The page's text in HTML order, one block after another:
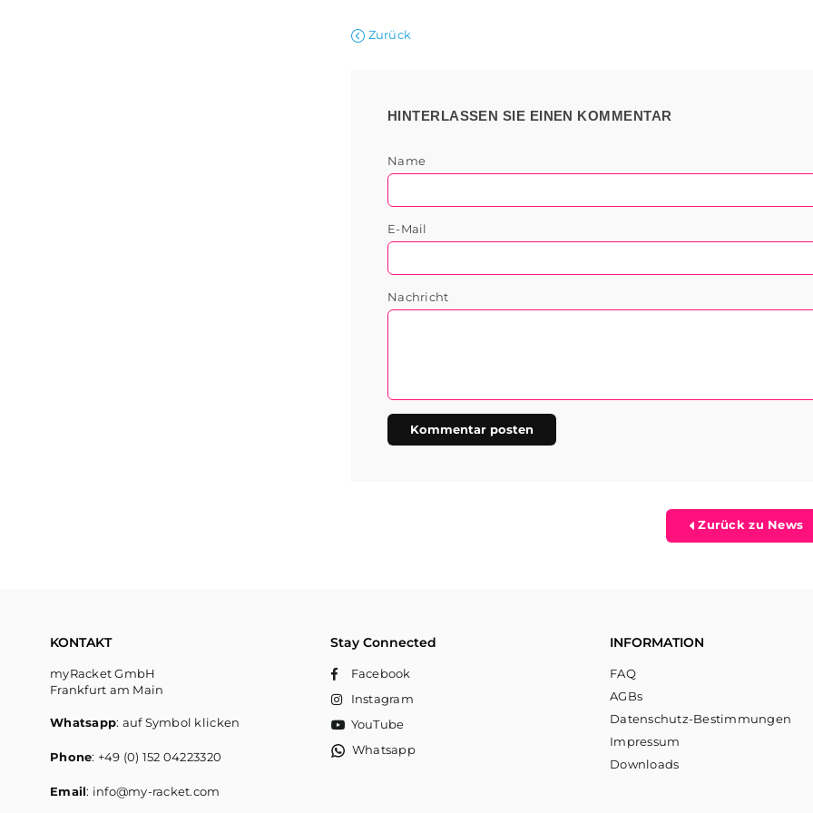
Zurück
HINTERLASSEN SIE EINEN KOMMENTAR
Name
E-Mail
Nachricht
Zurück zu News
KONTAKT
myRacket GmbH
Frankfurt am Main
Whatsapp: auf Symbol klicken
Phone: +49 (0) 152 04223320
Email: info@my-racket.com
Stay Connected
Facebook
Instagram
YouTube
Whatsapp
INFORMATION
FAQ
AGBs
Datenschutz-Bestimmungen
Impressum
Downloads